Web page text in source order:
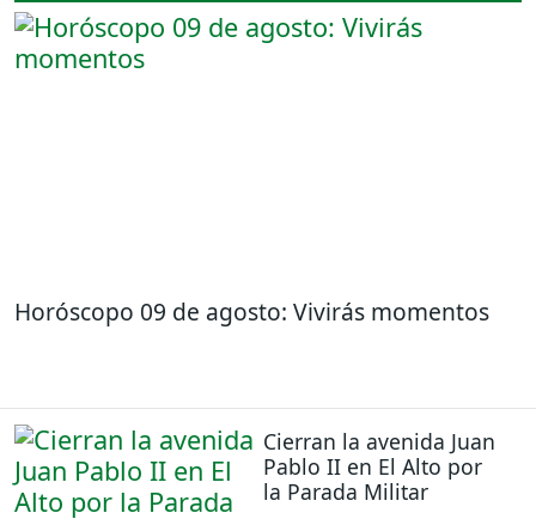
Horóscopo 09 de agosto: Vivirás momentos
Cierran la avenida Juan
Pablo II en El Alto por
la Parada Militar